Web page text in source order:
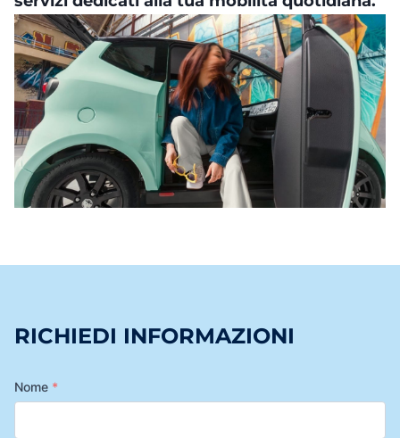
RICHIEDI INFORMAZIONI
Nome *